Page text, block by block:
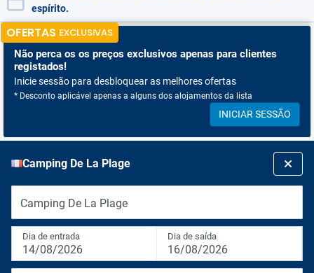
espírito.
OFERTAS EXCLUSIVAS
Não perca os os preços exclusivos apenas para clientes
registados!
Inicie sessão para desbloquear as melhores ofertas
* Desconto aplicável apenas a alguns dos alojamentos da lista
INICIAR SESSÃO
Camping De La Plage
Camping De La Plage
Dia de entrada
14/08/2026
Dia de saída
16/08/2026